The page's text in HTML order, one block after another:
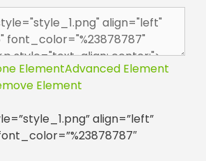
ElementAdvanced Element
Element
align=”left”